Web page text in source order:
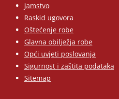
Jamstvo
Raskid ugovora
Oštećenje robe
Glavna obilježja robe
Opći uvjeti poslovanja
Sigurnost i zaštita podataka
Sitemap